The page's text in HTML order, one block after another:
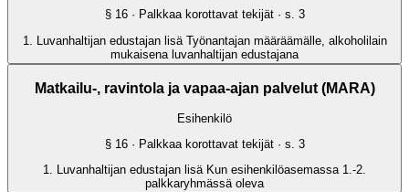
§ 16· Palkkaa korottavat tekijät· s. 3
1. Luvanhaltijan edustajan lisä Työnantajan määräämälle, alkoholilain
mukaisena luvanhaltijan edustajana
Matkailu-, ravintola ja vapaa-ajan palvelut (MARA)
Esihenkilö
§ 16· Palkkaa korottavat tekijät· s. 3
1. Luvanhaltijan edustajan lisä Kun esihenkilöasemassa 1.-2.
palkkaryhmässä oleva